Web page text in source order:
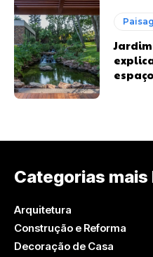
espaço
Categorias
Arquitetura
Construção e Reforma
Decoração de Casa